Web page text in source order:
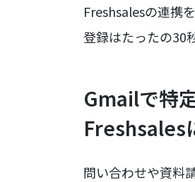
Freshsalesの連携
登録はたったの30
Gmailで特
Freshsales
問い合わせや資料